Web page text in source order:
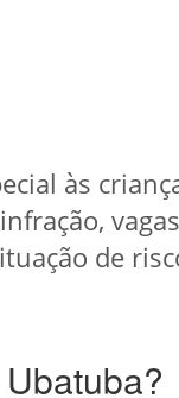
às
de